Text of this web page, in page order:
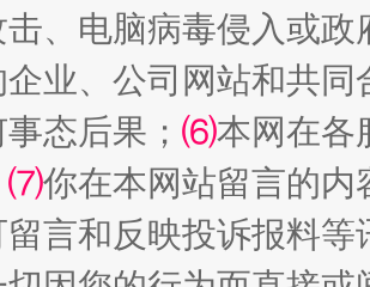
旅游的“隐身衣” 如何以
、电脑病毒侵入或
业、公司网站和共
态后果； ⑹本网在各
⑺你在本网站留言的内
言和反映投诉报料